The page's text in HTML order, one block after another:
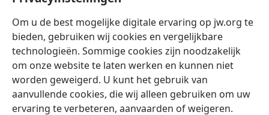
Om u de best mogelijke digitale ervaring op jw.org te
bieden, gebruiken wij cookies en vergelijkbare
technologieën. Sommige cookies zijn noodzakelijk
om onze website te laten werken en kunnen niet
worden geweigerd. U kunt het gebruik van
aanvullende cookies, die wij alleen gebruiken om uw
ervaring te verbeteren, aanvaarden of weigeren.
Nederlands Instellingen
Copyright © 2026 Watch Tower Bible and Tract Society of Pennsylvania
Gebruiksvoorwaarden Privacybeleid
JW.ORG
Inloggen